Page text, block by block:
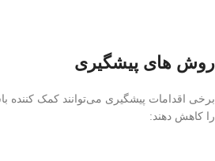
روش های پیشگیری
برخی اقدامات پیشگیری می‌توانند کمک کننده
را کاهش دهند: